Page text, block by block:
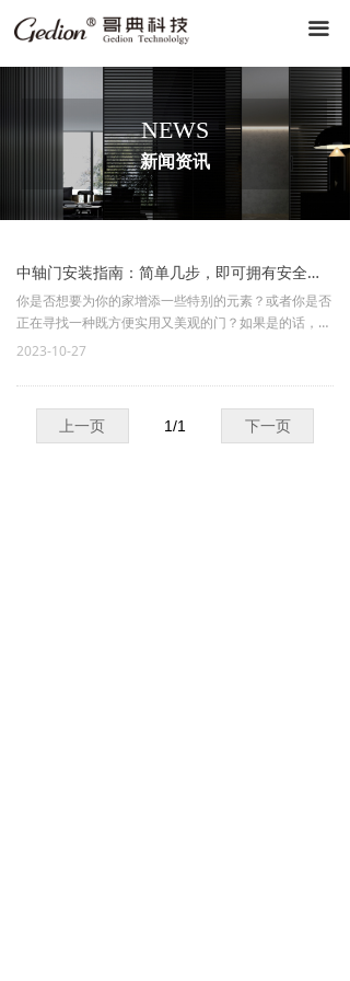
끀
NEWS
新闻资讯
中轴门安装指南：简单几步，即可拥有安全与美观
你是否想要为你的家增添一些特别的元素？或者你是否
正在寻找一种既方便实用又美观的门？如果是的话，中
轴门可能会成为你的理想选择。中轴门具有独特的设计
你提供一份简单易懂的中轴门安装指南，让你在几个简
单的步骤中拥有一个安全且美观的门
2023-10-27
上一页 下一页
1/1